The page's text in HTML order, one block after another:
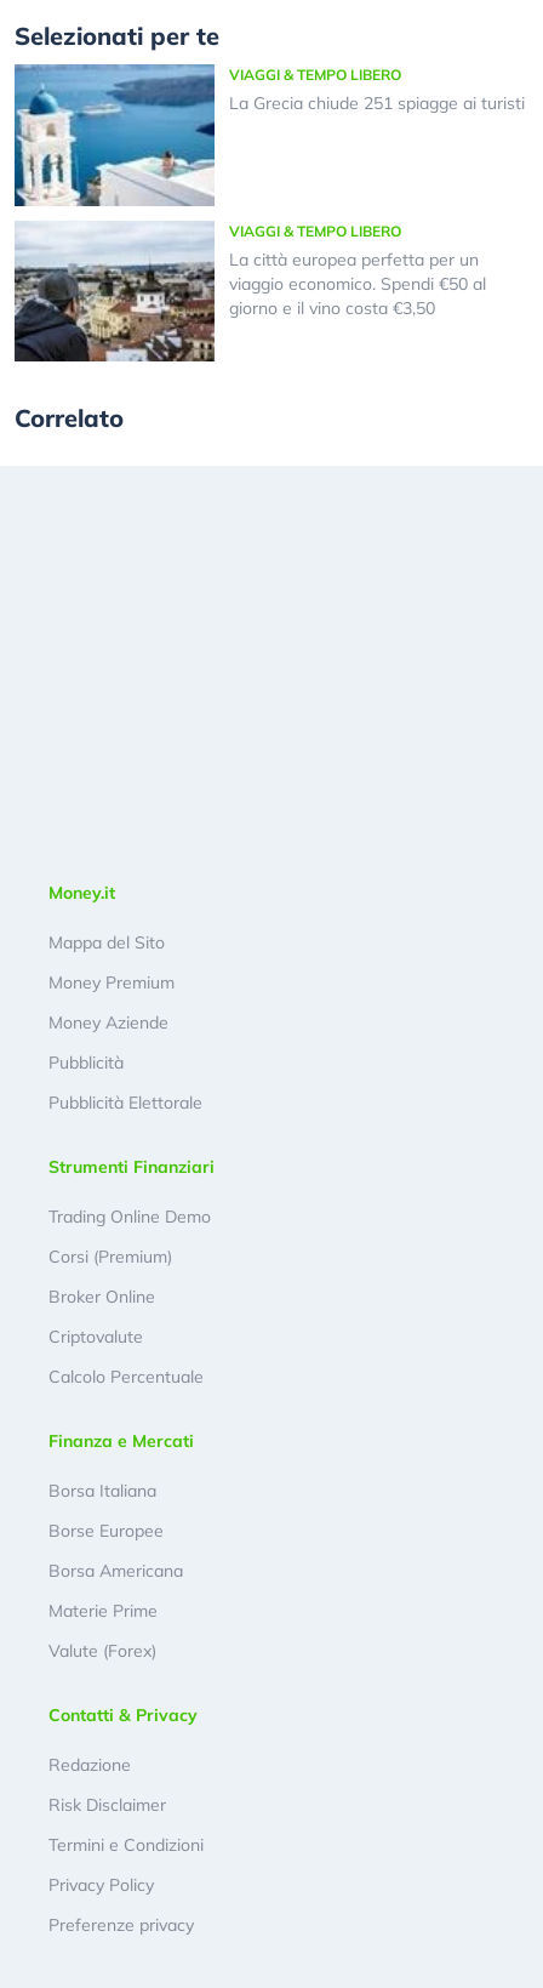
Selezionati per te
VIAGGI & TEMPO LIBERO
La Grecia chiude 251 spiagge ai turisti
VIAGGI & TEMPO LIBERO
La città europea perfetta per un
viaggio economico. Spendi €50 al
giorno e il vino costa €3,50
Correlato
Money.it
Mappa del Sito
Money Premium
Money Aziende
Pubblicità
Pubblicità Elettorale
Strumenti Finanziari
Trading Online Demo
Corsi (Premium)
Broker Online
Criptovalute
Calcolo Percentuale
Finanza e Mercati
Borsa Italiana
Borse Europee
Borsa Americana
Materie Prime
Valute (Forex)
Contatti & Privacy
Redazione
Risk Disclaimer
Termini e Condizioni
Privacy Policy
Preferenze privacy